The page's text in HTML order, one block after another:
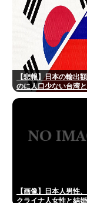
【悲報】日本の輸出
のに人口少ない台湾
【画像】日本人男性
クライナ人女性と結